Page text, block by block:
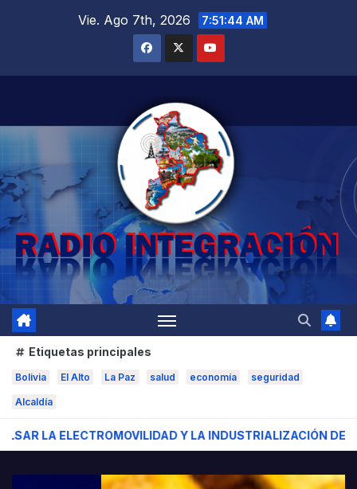
Vie. Ago 7th, 2026 7:51:46 AM
Etiquetas principales
Bolivia El Alto La Paz salud economía seguridad
Alcaldía
Y LA INDUSTRIALIZACIÓN DEL LITIO “Nos